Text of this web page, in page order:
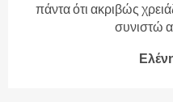
πάντα ότι ακριβώς
συνιστώ